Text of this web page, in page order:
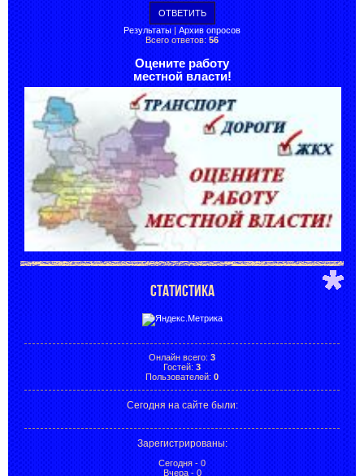
Результаты | Архив опросов
Всего ответов: 56
Оцените работу
местной власти!
СТАТИСТИКА
Онлайн всего: 3
Гостей: 3
Пользователей: 0
Сегодня на сайте были:
Зарегистрированы:
Сегодня - 0
Вчера - 0